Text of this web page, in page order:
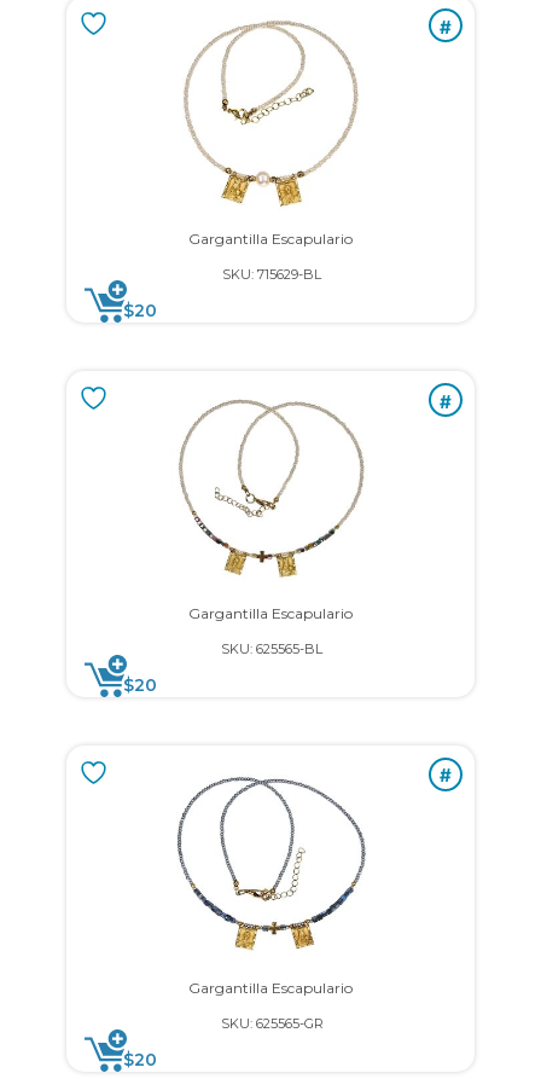
#
Gargantilla Escapulario
SKU: 715629-BL
$20
#
Gargantilla Escapulario
SKU: 625565-BL
$20
#
Gargantilla Escapulario
SKU: 625565-GR
$20